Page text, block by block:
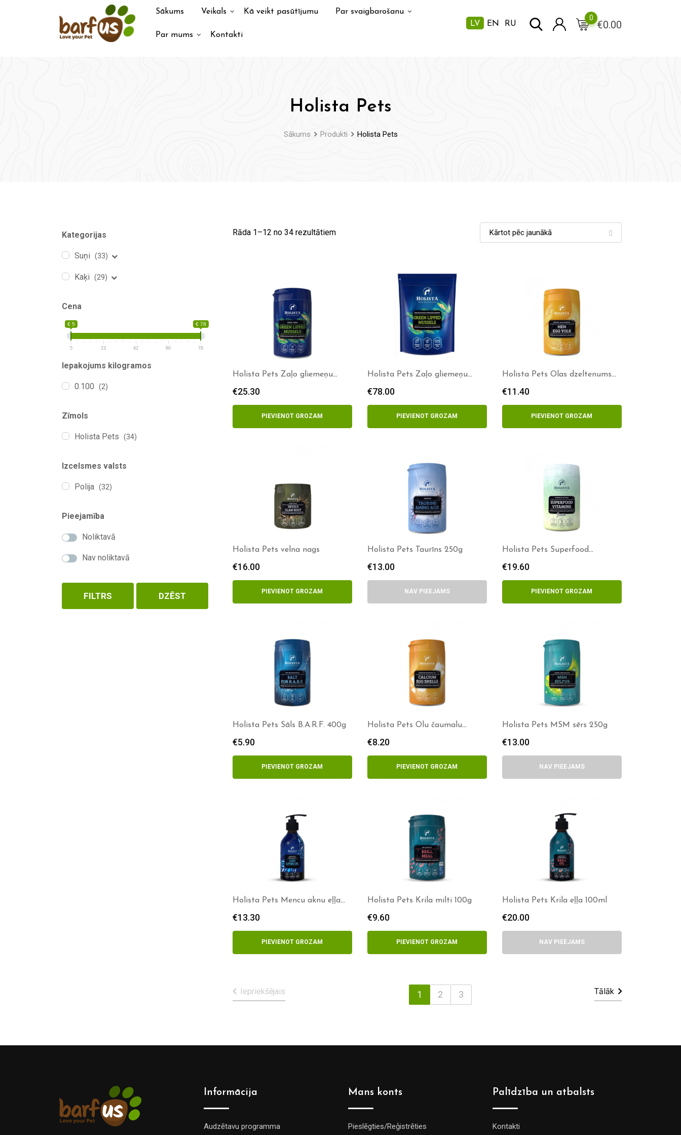
Sākums Veikals Kā veikt pasūtījumu Par svaigbarošanu
Par mums Kontakti
LV EN RU €0.00
0
Holista Pets
Sākums Produkti Holista Pets
Kategorijas
Suņi (33)
Kaķi (29)
Cena
€ 5 € 78
5 23 42 60 78
Iepakojums kilogramos
0.100 (2)
Zīmols
Holista Pets (34)
Izcelsmes valsts
Polija (32)
Pieejamība
Noliktavā
Nav noliktavā
FILTRS DZĒST
Rāda 1–12 no 34 rezultātiem
Holista Pets Zaļo gliemeņu
€25.30
PIEVIENOT GROZAM
Holista Pets Zaļo gliemeņu
€78.00
PIEVIENOT GROZAM
Holista Pets Olas dzeltenums
€11.40
PIEVIENOT GROZAM
Holista Pets velna nags
€16.00
PIEVIENOT GROZAM
Holista Pets Taurīns 250g
€13.00
NAV PIEEJAMS
Holista Pets Superfood
€19.60
PIEVIENOT GROZAM
Holista Pets Sāls B.A.R.F. 400g
€5.90
PIEVIENOT GROZAM
Holista Pets Olu čaumalu
€8.20
PIEVIENOT GROZAM
Holista Pets MSM sērs 250g
€13.00
NAV PIEEJAMS
Holista Pets Mencu aknu eļļa
€13.30
PIEVIENOT GROZAM
Holista Pets Krila milti 100g
€9.60
PIEVIENOT GROZAM
Holista Pets Krila eļļa 100ml
€20.00
NAV PIEEJAMS
Iepriekšējais 1 2 3 Tālāk
Informācija
Audzētavu programma
Mans konts
Pieslēgties/Reģistrēties
Palīdzība un atbalsts
Kontakti